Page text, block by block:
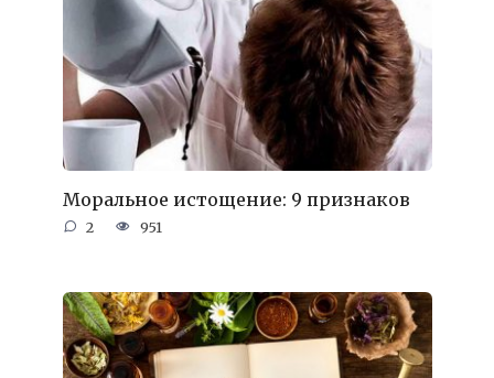
Моральное истощение: 9 признаков
2 951